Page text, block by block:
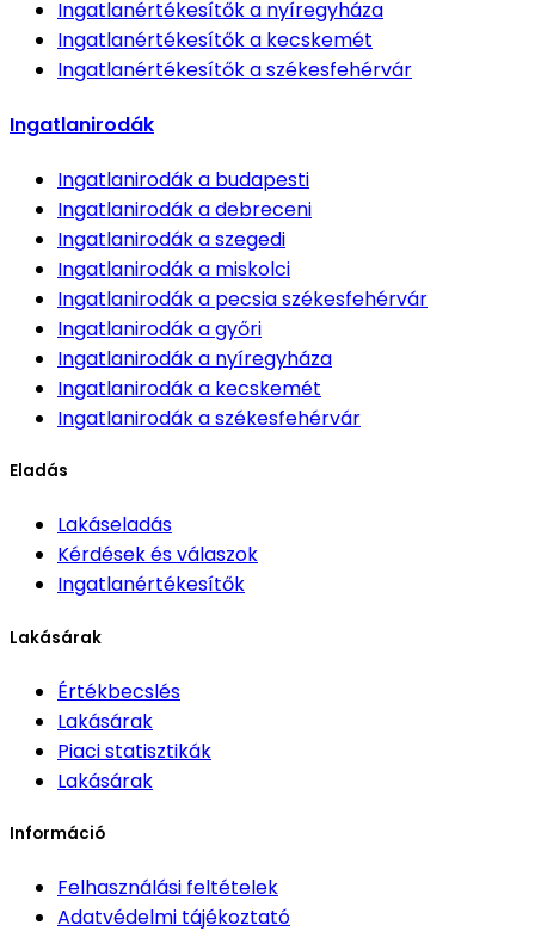
Ingatlanértékesítőka nyíregyháza
Ingatlanértékesítőka kecskemét
Ingatlanértékesítőka székesfehérvár
Ingatlanirodák
Ingatlanirodáka budapesti
Ingatlanirodáka debreceni
Ingatlanirodáka szegedi
Ingatlanirodáka miskolci
Ingatlanirodáka pecsia székesfehérvár
Ingatlanirodáka győri
Ingatlanirodáka nyíregyháza
Ingatlanirodáka kecskemét
Ingatlanirodáka székesfehérvár
Eladás
Lakáseladás
Kérdések és válaszok
Ingatlanértékesítők
Lakásárak
Értékbecslés
Lakásárak
Piaci statisztikák
Lakásárak
Információ
Felhasználási feltételek
Adatvédelmi tájékoztató